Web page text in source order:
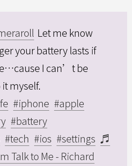
Let me know
your battery lasts if
I can’t be
myself.
#iphone #apple
#battery
#tech #ios #settings ♬
Talk to Me - Richard